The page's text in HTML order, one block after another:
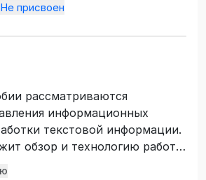
Не присвоен
рассматриваются
информационных
текстовой информации.
обзор и технологию работы
текста, электронных